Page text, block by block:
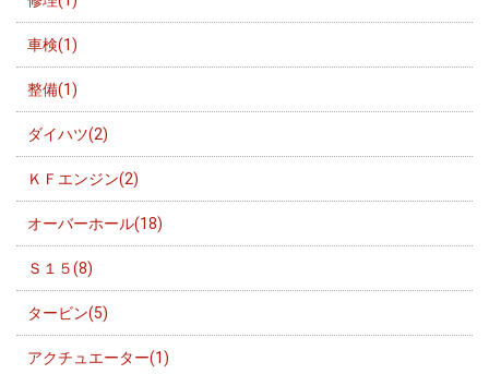
車検(1)
整備(1)
ダイハツ(2)
ＫＦエンジン(2)
オーバーホール(18)
Ｓ１５(8)
タービン(5)
アクチュエーター(1)